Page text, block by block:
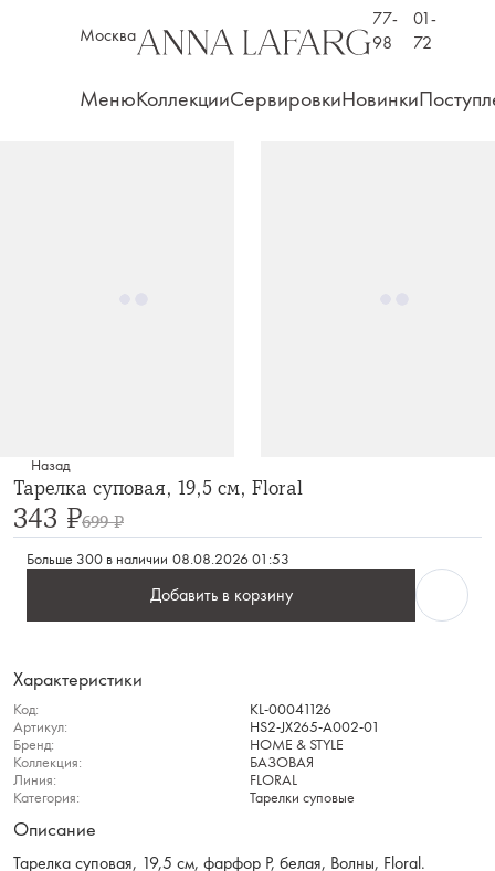
Москва
77-
98
01-
72
МенюКоллекцииСервировкиНовинки
Назад
Тарелка суповая, 19,5 см, Floral
343 ₽699 ₽
Больше 300 в наличии 08.08.2026 01:53
Добавить в корзину
Характеристики
Код:
KL-00041126
Артикул:
HS2-JX265-A002-01
Бренд:
HOME & STYLE
Коллекция:
БАЗОВАЯ
Линия:
FLORAL
Категория:
Тарелки суповые
Описание
Тарелка суповая, 19,5 см, фарфор P, белая, Волны, Floral.